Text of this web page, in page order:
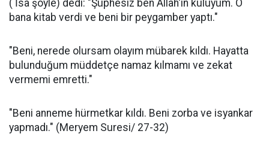
( İsa şöyle) dedi: "Şüphesiz ben Allah'ın kuluyum. O
bana kitab verdi ve beni bir peygamber yaptı."
"Beni, nerede olursam olayım mübarek kıldı. Hayatta
bulunduğum müddetçe namaz kılmamı ve zekat
vermemi emretti."
"Beni anneme hürmetkar kıldı. Beni zorba ve isyankar
yapmadı." (Meryem Suresi/ 27-32)